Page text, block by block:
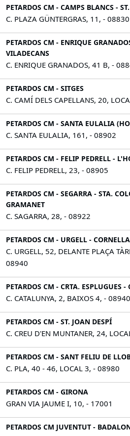
PETARDOS CM - CAMPS BLANCS -
C. PLAZA GÜNTERGRAS, 11, - 08830
PETARDOS CM - ENRIQUE
VILADECANS
C. ENRIQUE GRANADOS, 41 B, -
PETARDOS CM - SITGES
C. CAMÍ DELS CAPELLANS, 20,
PETARDOS CM - SANTA EULALIA
C. SANTA EULALIA, 161, - 08902
PETARDOS CM - FELIP PEDRELL -
C. FELIP PEDRELL, 23, - 08905
PETARDOS CM - SEGARRA - STA.
GRAMANET
C. SAGARRA, 28, - 08922
PETARDOS CM - URGELL - CORNELLA
C. URGELL, 52, DELANTE PLAÇA
08940
PETARDOS CM - CRTA. ESPLUGUES -
C. CATALUNYA, 2, BAIXOS 4, - 08940
PETARDOS CM - ST. JOAN DESPÍ
C. CREU D'EN MUNTANER, 24,
PETARDOS CM - SANT FELIU DE
C. PLA, 40 - 46, LOCAL 3, - 08980
PETARDOS CM - GIRONA
GRAN VIA JAUME I, 10, - 17001
PETARDOS CM JUVENTUT -